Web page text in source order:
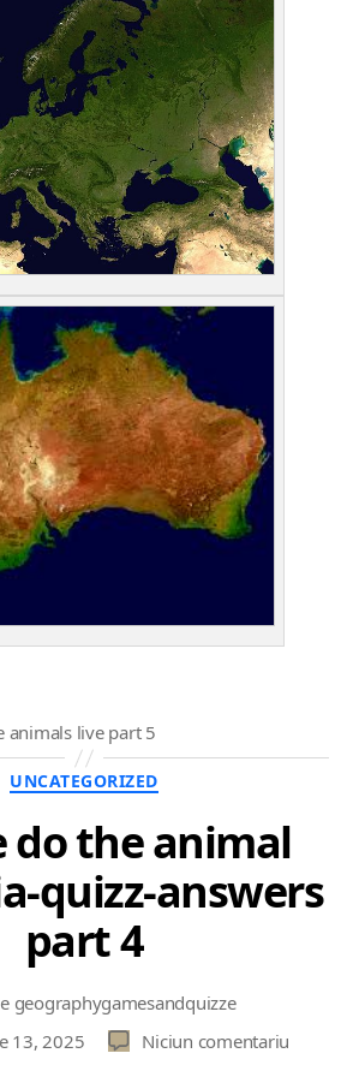
animals live part 5
Categorii
UNCATEGORIZED
do the animal
quizz-answers
part 4
geographygamesandquizze
13, 2025 Niciun comentariu